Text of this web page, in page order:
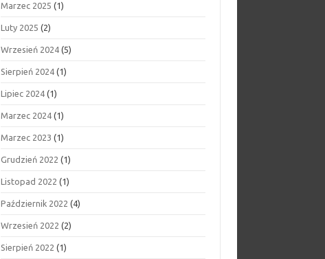
Marzec 2025 (1)
Luty 2025 (2)
Wrzesień 2024 (5)
Sierpień 2024 (1)
Lipiec 2024 (1)
Marzec 2024 (1)
Marzec 2023 (1)
Grudzień 2022 (1)
Listopad 2022 (1)
Październik 2022 (4)
Wrzesień 2022 (2)
Sierpień 2022 (1)